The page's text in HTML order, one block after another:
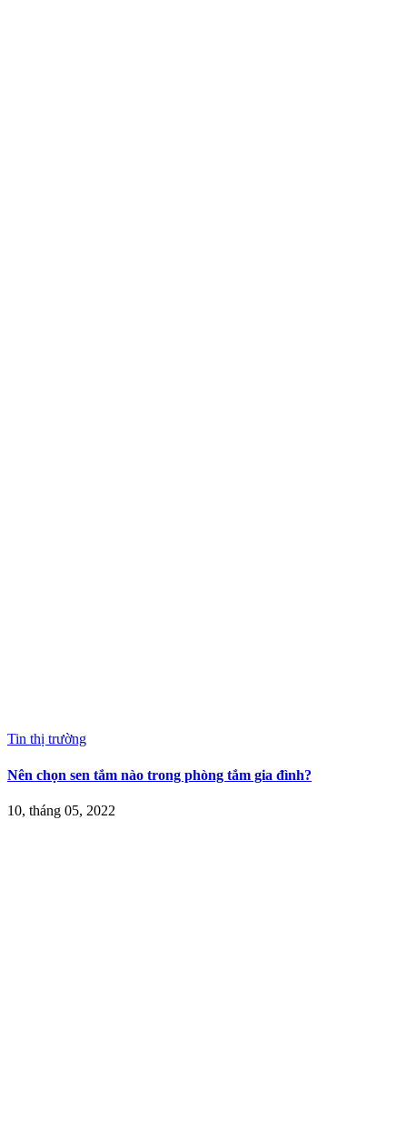
Tin thị trường
Nên chọn sen tắm nào trong phòng tắm gia đình?
10, tháng 05, 2022